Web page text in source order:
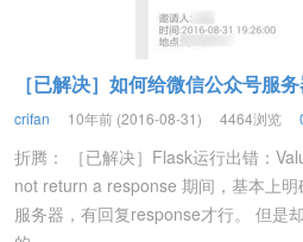
［已解决］如何给微信公众号服
crifan 10年前 (2016-08-31) 4464浏览
折腾： ［已解决］Flask运行出错：
not return a response 期间，基本上
服务器，有回复response才行。 但是